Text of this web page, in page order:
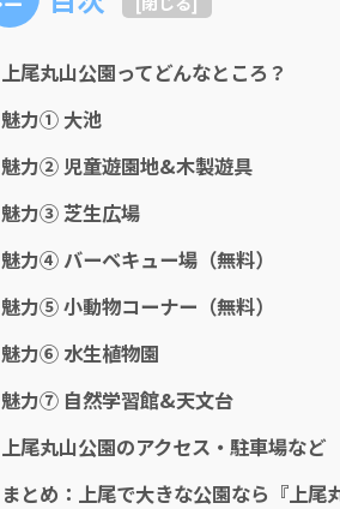
上尾丸山公園ってどんなところ？
魅力① 大池
魅力② 児童遊園地&木製遊具
魅力③ 芝生広場
魅力④ バーベキュー場（無料）
魅力⑤ 小動物コーナー（無料）
魅力⑥ 水生植物園
魅力⑦ 自然学習館&天文台
上尾丸山公園のアクセス・駐車場など
まとめ：上尾で大きな公園なら『上尾